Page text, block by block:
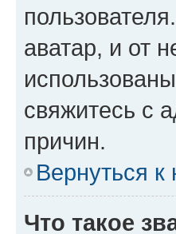
аватар, и от
свяжитесь с
причин.
Вернуться к
Что такое